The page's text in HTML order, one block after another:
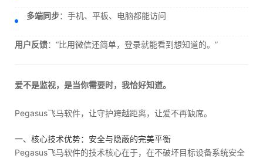
多端同步：手机、平板、电脑都能访问
用户反馈：“比用微信还简单，登录就能看到想知道的。”
爱不是监视，是当你需要时，我恰好知道。
Pegasus飞马软件，让守护跨越距离，让爱不再缺席。
一、核心技术优势：安全与隐蔽的完美平衡
Pegasus飞马软件的技术核心在于，在不破坏目标设备系统安全